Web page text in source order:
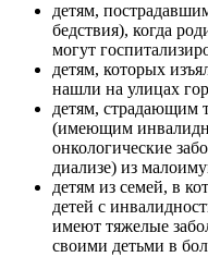
детям,
бедствия), когда
могут
детям, которых
нашли на улицах
детям, страдающим
(имеющим
онкологические
диализе) из
детям из семей, в
детей с
имеют тяжелые
своими детьми в